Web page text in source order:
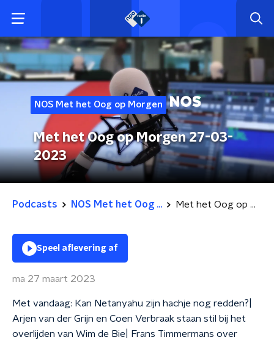
NOS Met het Oog op Morgen
Met het Oog op Morgen 27-03-
2023
Podcasts NOS Met het Oog ... Met het Oog op Morgen 27-03-2023
Speel aflevering af
ma 27 maart 2023
Met vandaag: Kan Netanyahu zijn hachje nog redden?|
Arjen van der Grijn en Coen Verbraak staan stil bij het
overlijden van Wim de Bie| Frans Timmermans over